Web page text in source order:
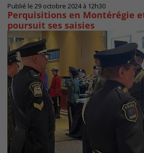
Publié le 29 octobre 2024 à 12h30
Perquisitions en Montérégie
poursuit ses saisies